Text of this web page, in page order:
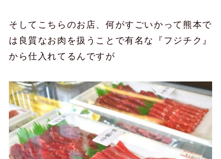
そしてこちらのお店、何がすごいかって熊本で
は良質なお肉を扱うことで有名な『フジチク』
から仕入れてるんですが